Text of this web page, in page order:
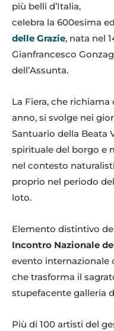
più belli d’Italia,
celebra la 600esima
delle Grazie, nata nel
Gianfrancesco
dell’Assunta.
La Fiera, che
anno, si svolge nei
Santuario della Beata
spirituale del borgo e
nel contesto
proprio nel periodo
loto.
Elemento distintivo
Incontro Nazionale
evento internazionale
che trasforma il
stupefacente galleria
Più di 100 artisti del